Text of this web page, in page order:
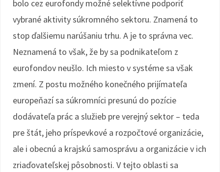
bolo cez eurofondy možné selektívne podporiť
vybrané aktivity súkromného sektoru. Znamená to
stop ďalšiemu narúšaniu trhu. A je to správna vec.
Neznamená to však, že by sa podnikateľom z
eurofondov neušlo. Ich miesto v systéme sa však
zmení. Z postu možného konečného prijímateľa
europeňazí sa súkromníci presunú do pozície
dodávateľa prác a služieb pre verejný sektor – teda
pre štát, jeho príspevkové a rozpočtové organizácie,
ale i obecnú a krajskú samosprávu a organizácie v ich
zriaďovateľskej pôsobnosti. V tejto oblasti sa